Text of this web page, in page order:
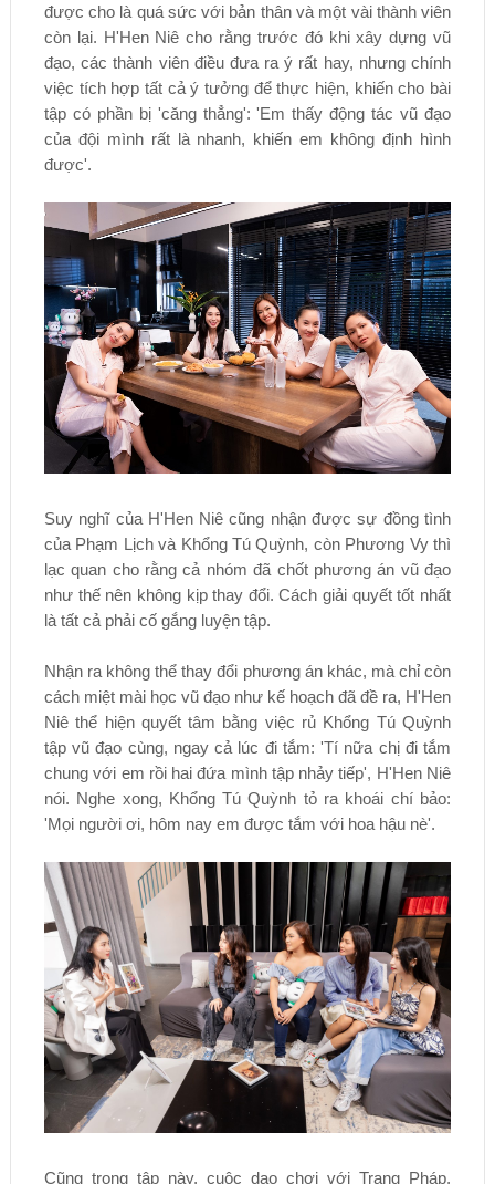
được cho là quá sức với bản thân và một vài thành viên
còn lại. H'Hen Niê cho rằng trước đó khi xây dựng vũ
đạo, các thành viên điều đưa ra ý rất hay, nhưng chính
việc tích hợp tất cả ý tưởng để thực hiện, khiến cho bài
tập có phần bị 'căng thẳng': 'Em thấy động tác vũ đạo
của đội mình rất là nhanh, khiến em không định hình
được'.
Suy nghĩ của H'Hen Niê cũng nhận được sự đồng tình
của Phạm Lịch và Khổng Tú Quỳnh, còn Phương Vy thì
lạc quan cho rằng cả nhóm đã chốt phương án vũ đạo
như thế nên không kịp thay đổi. Cách giải quyết tốt nhất
là tất cả phải cố gắng luyện tập.
Nhận ra không thể thay đổi phương án khác, mà chỉ còn
cách miệt mài học vũ đạo như kế hoạch đã đề ra, H'Hen
Niê thể hiện quyết tâm bằng việc rủ Khổng Tú Quỳnh
tập vũ đạo cùng, ngay cả lúc đi tắm: 'Tí nữa chị đi tắm
chung với em rồi hai đứa mình tập nhảy tiếp', H'Hen Niê
nói. Nghe xong, Khổng Tú Quỳnh tỏ ra khoái chí bảo:
'Mọi người ơi, hôm nay em được tắm với hoa hậu nè'.
Cũng trong tập này, cuộc dạo chơi với Trang Pháp,